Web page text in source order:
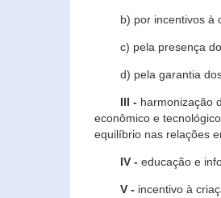
b) por incentivos à
c) pela presença do
d) pela garantia dos
III - harmonização
econômico e
equilíbrio nas relações
IV - educação e
V - incentivo à